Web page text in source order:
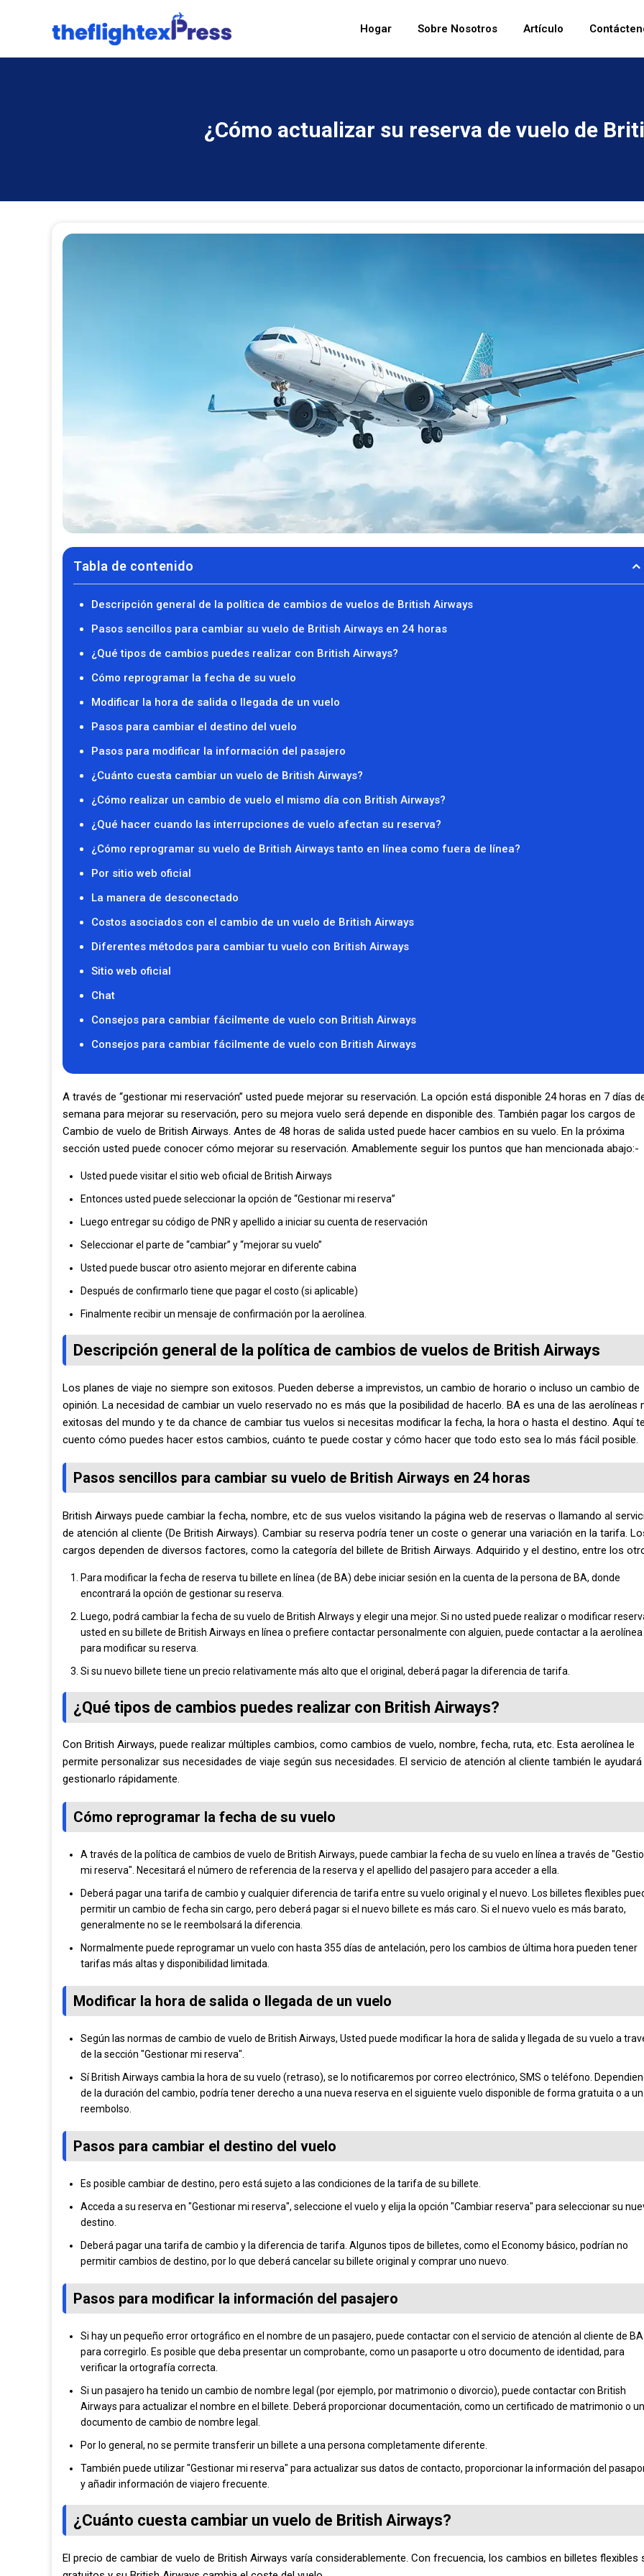
Hogar Sobre Nosotros Artículo
¿Cómo actualizar su reserva de vuelo de
Tabla de contenido
Descripción general de la política de cambios de vuelos de British Airways
Pasos sencillos para cambiar su vuelo de British Airways en 24 horas
¿Qué tipos de cambios puedes realizar con British Airways?
Cómo reprogramar la fecha de su vuelo
Modificar la hora de salida o llegada de un vuelo
Pasos para cambiar el destino del vuelo
Pasos para modificar la información del pasajero
¿Cuánto cuesta cambiar un vuelo de British Airways?
¿Cómo realizar un cambio de vuelo el mismo día con British Airways?
¿Qué hacer cuando las interrupciones de vuelo afectan su reserva?
¿Cómo reprogramar su vuelo de British Airways tanto en línea como fuera de línea?
Por sitio web oficial
La manera de desconectado
Costos asociados con el cambio de un vuelo de British Airways
Diferentes métodos para cambiar tu vuelo con British Airways
Sitio web oficial
Chat
Consejos para cambiar fácilmente de vuelo con British Airways
Consejos para cambiar fácilmente de vuelo con British Airways
A través de “gestionar mi reservación” usted puede mejorar su reservación. La opción está disponible 24 horas en 7 días
semana para mejorar su reservación, pero su mejora vuelo será depende en disponible des. También pagar los cargos de
Cambio de vuelo de British Airways. Antes de 48 horas de salida usted puede hacer cambios en su vuelo. En la próxima
sección usted puede conocer cómo mejorar su reservación. Amablemente seguir los puntos que han mencionada abajo:-
Usted puede visitar el sitio web oficial de British Airways
Entonces usted puede seleccionar la opción de “Gestionar mi reserva”
Luego entregar su código de PNR y apellido a iniciar su cuenta de reservación
Seleccionar el parte de “cambiar” y “mejorar su vuelo”
Usted puede buscar otro asiento mejorar en diferente cabina
Después de confirmarlo tiene que pagar el costo (si aplicable)
Finalmente recibir un mensaje de confirmación por la aerolínea.
Descripción general de la política de cambios de vuelos de British Airways
Los planes de viaje no siempre son exitosos. Pueden deberse a imprevistos, un cambio de horario o incluso un cambio de
opinión. La necesidad de cambiar un vuelo reservado no es más que la posibilidad de hacerlo. BA es una de las aerolíneas
exitosas del mundo y te da chance de cambiar tus vuelos si necesitas modificar la fecha, la hora o hasta el destino. Aquí
cuento cómo puedes hacer estos cambios, cuánto te puede costar y cómo hacer que todo esto sea lo más fácil posible.
Pasos sencillos para cambiar su vuelo de British Airways en 24 horas
British Airways puede cambiar la fecha, nombre, etc de sus vuelos visitando la página web de reservas o llamando al
de atención al cliente (De British Airways). Cambiar su reserva podría tener un coste o generar una variación en la tarifa.
cargos dependen de diversos factores, como la categoría del billete de British Airways. Adquirido y el destino, entre los
Para modificar la fecha de reserva tu billete en línea (de BA) debe iniciar sesión en la cuenta de la persona de BA, donde
encontrará la opción de gestionar su reserva.
Luego, podrá cambiar la fecha de su vuelo de British AIrways y elegir una mejor. Si no usted puede realizar o modificar
usted en su billete de British Airways en línea o prefiere contactar personalmente con alguien, puede contactar a la aerolínea
para modificar su reserva.
Si su nuevo billete tiene un precio relativamente más alto que el original, deberá pagar la diferencia de tarifa.
¿Qué tipos de cambios puedes realizar con British Airways?
Con British Airways, puede realizar múltiples cambios, como cambios de vuelo, nombre, fecha, ruta, etc. Esta aerolínea le
permite personalizar sus necesidades de viaje según sus necesidades. El servicio de atención al cliente también le ayudará
gestionarlo rápidamente.
Cómo reprogramar la fecha de su vuelo
A través de la política de cambios de vuelo de British Airways, puede cambiar la fecha de su vuelo en línea a través de
mi reserva". Necesitará el número de referencia de la reserva y el apellido del pasajero para acceder a ella.
Deberá pagar una tarifa de cambio y cualquier diferencia de tarifa entre su vuelo original y el nuevo. Los billetes flexibles
permitir un cambio de fecha sin cargo, pero deberá pagar si el nuevo billete es más caro. Si el nuevo vuelo es más barato,
generalmente no se le reembolsará la diferencia.
Normalmente puede reprogramar un vuelo con hasta 355 días de antelación, pero los cambios de última hora pueden tener
tarifas más altas y disponibilidad limitada.
Modificar la hora de salida o llegada de un vuelo
Según las normas de cambio de vuelo de British Airways, Usted puede modificar la hora de salida y llegada de su vuelo a
de la sección "Gestionar mi reserva".
Sí British Airways cambia la hora de su vuelo (retraso), se lo notificaremos por correo electrónico, SMS o teléfono.
de la duración del cambio, podría tener derecho a una nueva reserva en el siguiente vuelo disponible de forma gratuita o a un
reembolso.
Pasos para cambiar el destino del vuelo
Es posible cambiar de destino, pero está sujeto a las condiciones de la tarifa de su billete.
Acceda a su reserva en "Gestionar mi reserva", seleccione el vuelo y elija la opción "Cambiar reserva" para seleccionar su
destino.
Deberá pagar una tarifa de cambio y la diferencia de tarifa. Algunos tipos de billetes, como el Economy básico, podrían no
permitir cambios de destino, por lo que deberá cancelar su billete original y comprar uno nuevo.
Pasos para modificar la información del pasajero
Si hay un pequeño error ortográfico en el nombre de un pasajero, puede contactar con el servicio de atención al cliente de BA
para corregirlo. Es posible que deba presentar un comprobante, como un pasaporte u otro documento de identidad, para
verificar la ortografía correcta.
Si un pasajero ha tenido un cambio de nombre legal (por ejemplo, por matrimonio o divorcio), puede contactar con British
Airways para actualizar el nombre en el billete. Deberá proporcionar documentación, como un certificado de matrimonio o un
documento de cambio de nombre legal.
Por lo general, no se permite transferir un billete a una persona completamente diferente.
También puede utilizar "Gestionar mi reserva" para actualizar sus datos de contacto, proporcionar la información del
y añadir información de viajero frecuente.
¿Cuánto cuesta cambiar un vuelo de British Airways?
El precio de cambiar de vuelo de British Airways varía considerablemente. Con frecuencia, los cambios en billetes flexibles